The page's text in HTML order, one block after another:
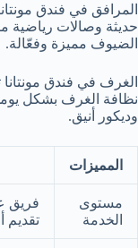
المرافق في فندق
حديثة وصالات رياضية
الضيوف مميزة وفعّالة.
الغرف في فندق
نظافة الغرف بشكل
وديكور أنيق.
المميزات
مستوى
الخدمة
فريق
تقديم